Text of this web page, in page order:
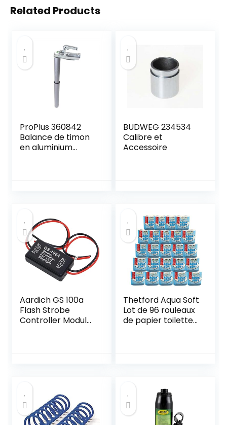
Related Products
ProPlus 360842
Balance de timon
en aluminium
BUDWEG 234534
Calibre et
Accessoire
Aardich GS 100a
Flash Strobe
Controller Module
Thetford Aqua Soft
Lot de 96 rouleaux
de papier toilette